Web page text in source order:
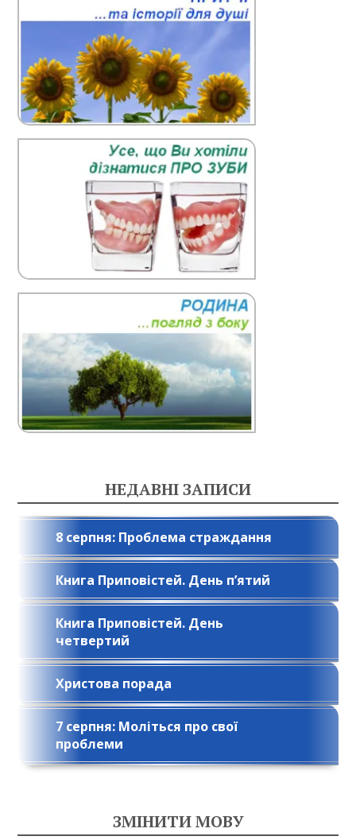
НЕДАВНІ ЗАПИСИ
8 серпня: Проблема страждання
Книга Приповістей. День п’ятий
Книга Приповістей. День
четвертий
Христова порада
7 серпня: Моліться про свої
проблеми
ЗМІНИТИ МОВУ